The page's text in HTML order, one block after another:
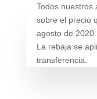
Todos nuestros
sobre el precio
agosto de 2020.
La rebaja se
transferencia.